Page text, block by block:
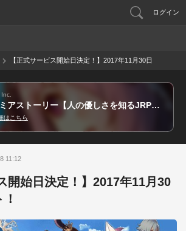
ログイン
【正式サービス開始日決定！】2017年11月30日
アルケミアストーリー【人の優しさを知るJRPG】
はこちら
11:12
開始日決定！】2017年11月30